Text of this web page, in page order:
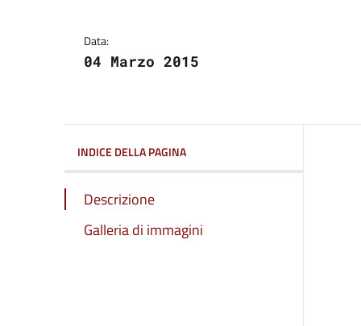
Data:
04 Marzo 2015
INDICE DELLA PAGINA
Descrizione
Galleria di immagini